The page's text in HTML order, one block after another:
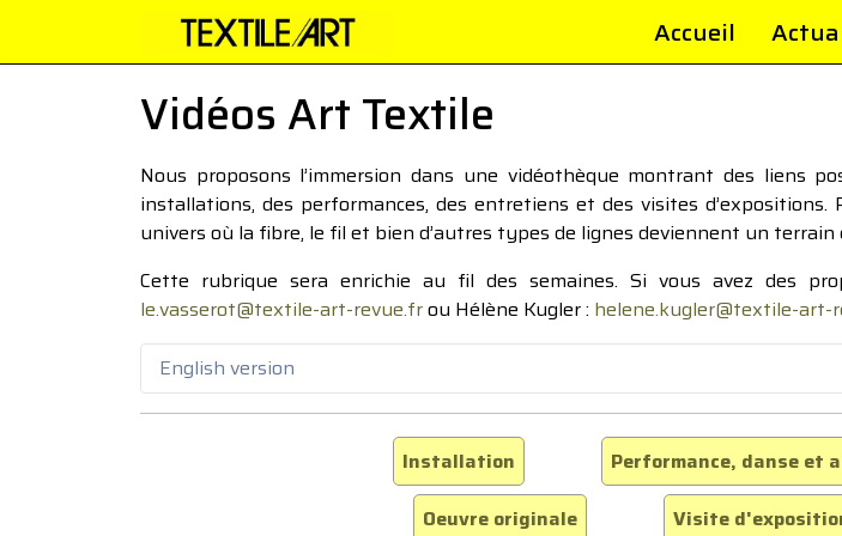
Accueil
Vidéos Art Textile
Nous proposons l’immersion dans une vidéothèque montrant des liens
installations, des performances, des entretiens et des visites
univers où la fibre, le fil et bien d’autres types de lignes deviennent un
Cette rubrique sera enrichie au fil des semaines. Si vous avez des
le.vasserot@textile-art-revue.frou Hélène Kugler : helene.kugler@textile-art-
English version
Installation Performance, danse et
Oeuvre originale
Visite